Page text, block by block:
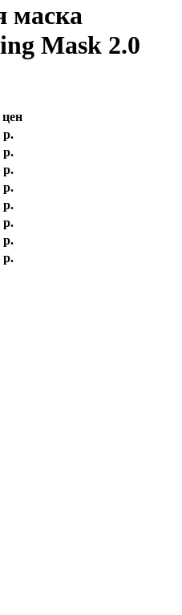
маска
Mask 2.0
р.
р.
р.
р.
р.
р.
р.
р.